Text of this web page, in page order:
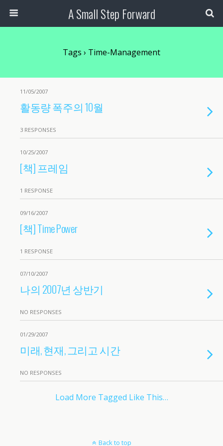
A Small Step Forward
Tags › Time-Management
11/05/2007
활동량 폭주의 10월
3 RESPONSES
10/25/2007
[책] 프레임
1 RESPONSE
09/16/2007
[책] Time Power
1 RESPONSE
07/10/2007
나의 2007년 상반기
NO RESPONSES
01/29/2007
미래, 현재, 그리고 시간
NO RESPONSES
Load More Tagged Like This…
Back to top